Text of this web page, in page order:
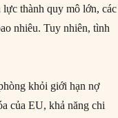
thành quy mô lớn, các
nhiêu. Tuy nhiên, tình
khỏi giới hạn nợ
của EU, khả năng chi